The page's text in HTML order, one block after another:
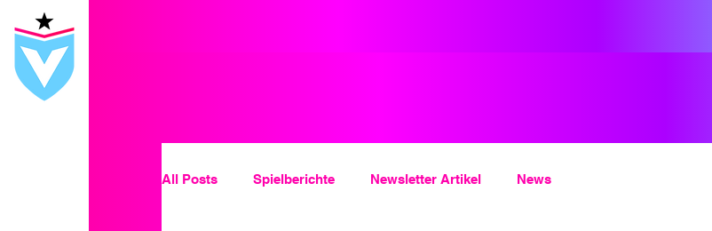
All Posts Spielberichte Newsletter Artikel News